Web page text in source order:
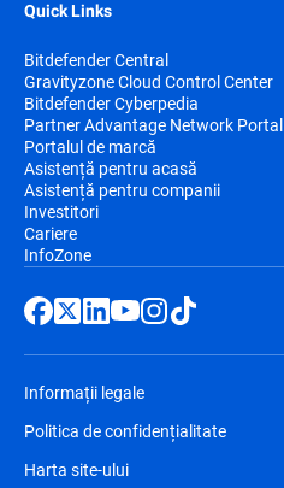
Quick Links
Bitdefender Central
Gravityzone Cloud Control Center
Bitdefender Cyberpedia
Partner Advantage Network Portal
Portalul de marcă
Asistență pentru acasă
Asistență pentru companii
Investitori
Cariere
InfoZone
Informații legale
Politica de confidențialitate
Harta site-ului